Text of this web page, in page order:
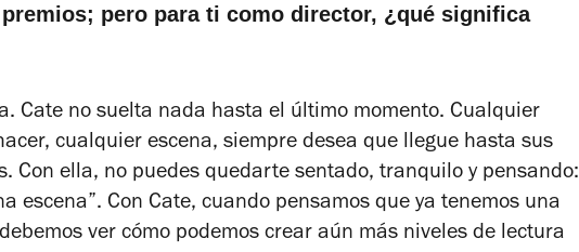
pero para ti como director, ¿qué significa
Cate no suelta nada hasta el último momento. Cualquier
cualquier escena, siempre desea que llegue hasta sus
Con ella, no puedes quedarte sentado, tranquilo y pensando:
escena”. Con Cate, cuando pensamos que ya tenemos una
ver cómo podemos crear aún más niveles de lectura